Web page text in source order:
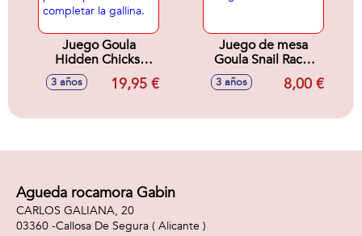
Juego Goula
Hidden Chicks.
Incluye 2 modos de
juego. Encuentra
completar la
3 años 19,95 €
Juego de mesa
Goula Snail Race.
Ayuda a los
caracoles a llegar a
3 años 8,00 €
Agueda rocamora Gabin
CARLOS GALIANA, 20
03360 -Callosa De Segura ( Alicante )